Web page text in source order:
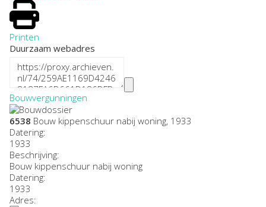
Printen
Duurzaam webadres
Bouwvergunningen
6538 Bouw kippenschuur nabij woning, 1933
Datering:
1933
Beschrijving:
Bouw kippenschuur nabij woning
Datering:
1933
Adres: